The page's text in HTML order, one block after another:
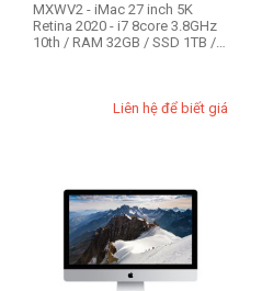
MXWV2 - iMac 27 inch 5K
Retina 2020 - i7 8core 3.8GHz
10th / RAM 32GB / SSD 1TB /
Liên hệ để biết giá